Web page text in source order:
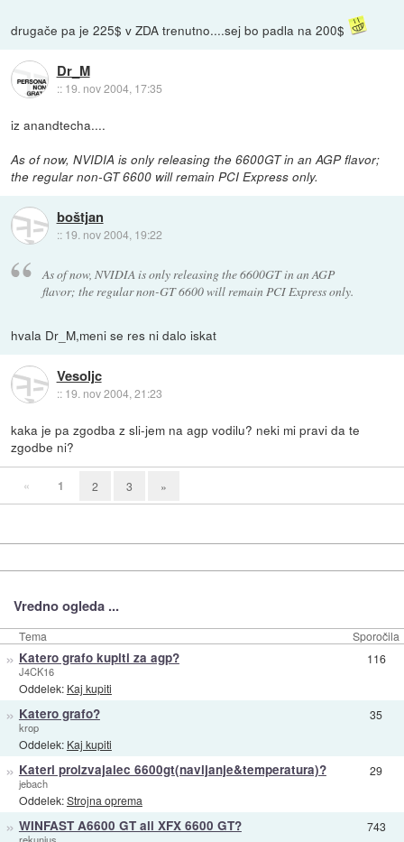
drugače pa je 225$ v ZDA trenutno....sej bo padla na 200$
Dr_M
:: 19. nov 2004, 17:35
iz anandtecha....
As of now, NVIDIA is only releasing the 6600GT in an AGP flavor;
the regular non-GT 6600 will remain PCI Express only.
boštjan
:: 19. nov 2004, 19:22
As of now, NVIDIA is only releasing the 6600GT in an AGP
flavor; the regular non-GT 6600 will remain PCI Express only.
hvala Dr_M,meni se res ni dalo iskat
Vesoljc
:: 19. nov 2004, 21:23
kaka je pa zgodba z sli-jem na agp vodilu? neki mi pravi da te
zgodbe ni?
« 1 2 3 »
Vredno ogleda ...
Tema Sporočila
» Katero grafo kupiti za agp?
J4CK16
Oddelek: Kaj kupiti
116
» Katero grafo?
krop
Oddelek: Kaj kupiti
35
» Kateri proizvajalec 6600gt(navijanje&temperatura)?
jebach
Oddelek:Strojna oprema
29
» WINFAST A6600 GT ali XFX 6600 GT?
rekunius
743